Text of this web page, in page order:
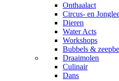
Onthaalact
Circus- en
Dieren
Water Acts
Workshops
Bubbels &
Draaimolen
Culinair
Dans